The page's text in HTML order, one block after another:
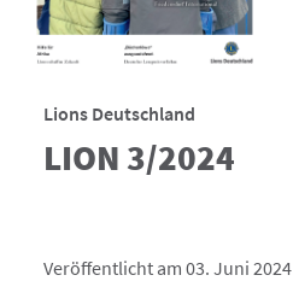
Lions Deutschland
LION 3/2024
Veröffentlicht am 03. Juni 2024